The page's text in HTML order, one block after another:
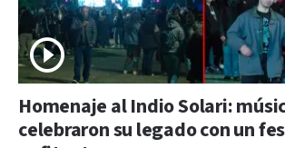
Homenaje al Indio Solari:
celebraron su legado con un